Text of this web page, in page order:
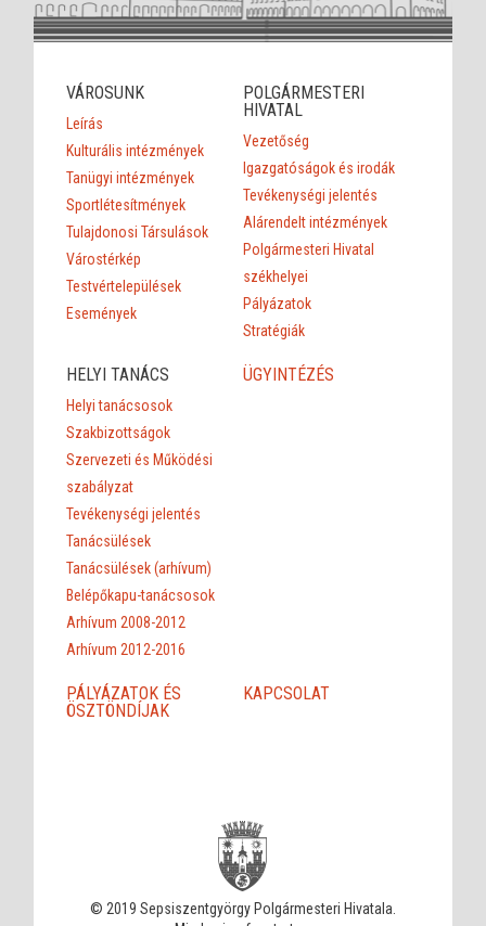
VÁROSUNK
Leírás
Kulturális intézmények
Tanügyi intézmények
Sportlétesítmények
Tulajdonosi Társulások
Várostérkép
Testvértelepülések
Események
POLGÁRMESTERI
HIVATAL
Vezetőség
Igazgatóságok és irodák
Tevékenységi jelentés
Alárendelt intézmények
Polgármesteri Hivatal
székhelyei
Pályázatok
Stratégiák
HELYI TANÁCS
Helyi tanácsosok
Szakbizottságok
Szervezeti és Működési
szabályzat
Tevékenységi jelentés
Tanácsülések
Tanácsülések (arhívum)
Belépőkapu-tanácsosok
Arhívum 2008-2012
Arhívum 2012-2016
ÜGYINTÉZÉS
PÁLYÁZATOK ÉS
ÖSZTÖNDÍJAK
KAPCSOLAT
© 2019 Sepsiszentgyörgy Polgármesteri Hivatala.